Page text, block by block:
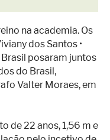
na academia. Os
dos Santos •
Brasil posaram juntos
do Brasil,
Valter Moraes, em
de 22 anos, 1,56 m e